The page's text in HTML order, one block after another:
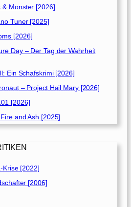
& Monster [2026]
Tuner [2025]
[2026]
Day – Der Tag der Wahrheit
Ein Schafskrimi [2026]
– Project Hail Mary [2026]
[2026]
and Ash [2025]
Krise [2022]
[2006]